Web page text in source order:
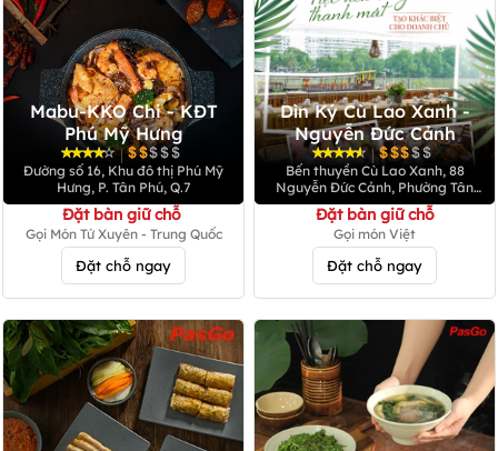
Mabu-KKO Chi - KĐT
Phú Mỹ Hưng
|
Đường số 16, Khu đô thị Phú Mỹ
Hưng, P. Tân Phú, Q.7
Đặt bàn giữ chỗ
Gọi Món Tứ Xuyên - Trung Quốc
Đặt chỗ ngay
Dìn Ký Cù Lao Xanh -
Nguyễn Đức Cảnh
|
Bến thuyền Cù Lao Xanh, 88
Nguyễn Đức Cảnh, Phường Tân
Hưng (Quận 7 cũ)
Đặt bàn giữ chỗ
Gọi món Việt
Đặt chỗ ngay